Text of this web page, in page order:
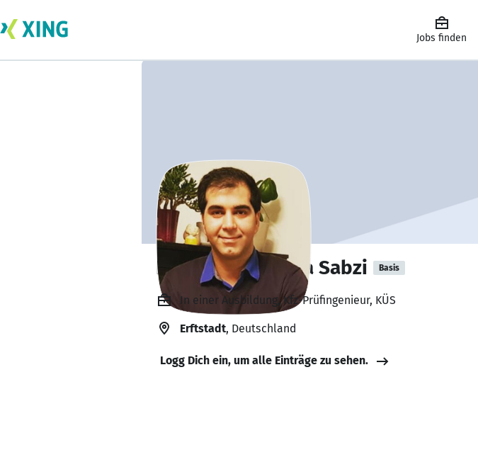
Jobs finden
Dipl.-Ing. Mostafa Sabzi Basis
In einer Ausbildung, Kfz-Prüfingenieur, KÜS
Erftstadt, Deutschland
Logg Dich ein, um alle Einträge zu sehen.